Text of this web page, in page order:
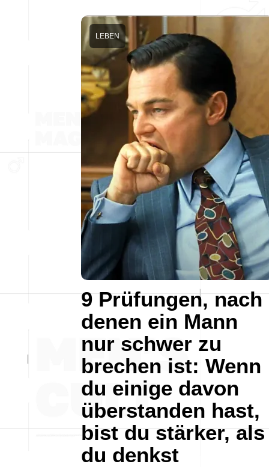
9 Prüfungen, nach
denen ein Mann
nur schwer zu
brechen ist: Wenn
du einige davon
überstanden hast,
bist du stärker, als
du denkst
LEBEN